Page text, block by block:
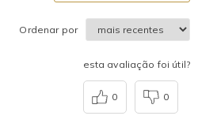
Ordenar por
esta avaliação foi útil?
0 0